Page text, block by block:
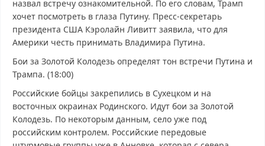
назвал встречу ознакомительной. По его словам, Трамп
хочет посмотреть в глаза Путину. Пресс-секретарь
президента США Кэролайн Ливитт заявила, что для
Америки честь принимать Владимира Путина.
Бои за Золотой Колодезь определят тон встречи Путина и
Трампа. (18:00)
Российские бойцы закрепились в Сухецком и на
восточных окраинах Родинского. Идут бои за Золотой
Колодезь. По некоторым данным, село уже под
российским контролем. Российские передовые